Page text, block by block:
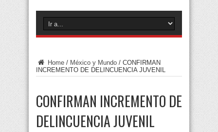
Home / México y Mundo / CONFIRMAN
INCREMENTO DE DELINCUENCIA JUVENIL
CONFIRMAN INCREMENTO DE
DELINCUENCIA JUVENIL